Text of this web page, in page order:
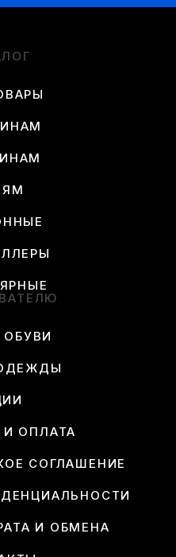
ОБУВИ
ОПЛАТА
СОГЛАШЕНИЕ
И ОБМЕНА